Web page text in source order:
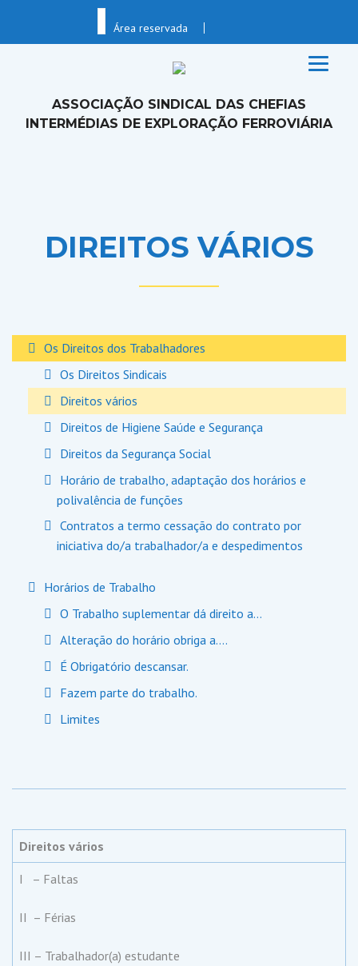
content
Área reservada
ASSOCIAÇÃO SINDICAL DAS CHEFIAS
INTERMÉDIAS DE EXPLORAÇÃO FERROVIÁRIA
DIREITOS VÁRIOS
Os Direitos dos Trabalhadores
Os Direitos Sindicais
Direitos vários
Direitos de Higiene Saúde e Segurança
Direitos da Segurança Social
Horário de trabalho, adaptação dos horários e
polivalência de funções
Contratos a termo cessação do contrato por
iniciativa do/a trabalhador/a e despedimentos
Horários de Trabalho
O Trabalho suplementar dá direito a…
Alteração do horário obriga a….
É Obrigatório descansar.
Fazem parte do trabalho.
Limites
Direitos vários
I – Faltas
II – Férias
III – Trabalhador(a) estudante